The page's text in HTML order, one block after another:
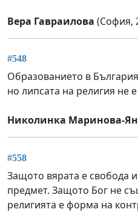
Вера Гавраилова (София,
#548
Образованието в
но липсата на религия не
Николинка Маринова-
#558
Защото вярата е свобода
предмет. Защото Бог не
религията е форма на